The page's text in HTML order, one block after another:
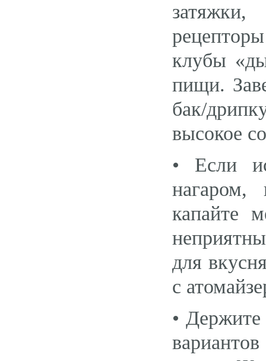
клубы
пищи.
бак/
высокое
• Если
нагаром,
капайте
для
с
•